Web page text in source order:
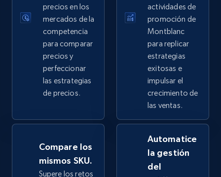
URL, Product id, Title, Seller name, Seller rating,
Seller reviews, Breadcrumbs, Root category, and
2.5K+ Comenzar ahora
eBay - Collect products from shops on eBay
URL, Product id, Title, Seller name, Seller rating,
Seller reviews, Breadcrumbs, Root category, and
2.5K+ 359+ Comenzar ahora
precios en los
mercados de la
competencia
para comparar
precios y
perfeccionar
las estrategias
de precios.
actividades de
promoción de
Montblanc
para replicar
estrategias
exitosas e
impulsar el
crecimiento de
las ventas.
Compare los
mismos SKU.
Supere los retos
Automatice
la gestión
del